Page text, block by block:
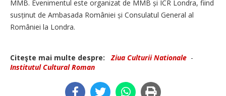
MMB. Evenimentul este organizat de MMB și ICR Londra, fiind
susținut de Ambasada României și Consulatul General al
României la Londra.
Citeşte mai multe despre: Ziua Culturii Nationale -
Institutul Cultural Roman